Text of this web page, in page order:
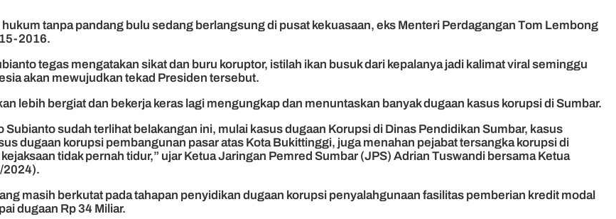
tanpa pandang bulu sedang berlangsung di pusat kekuasaan, eks Menteri Perdagangan Tom Lembong
2016.
tegas mengatakan sikat dan buru koruptor, istilah ikan busuk dari kepalanya jadi kalimat viral seminggu
akan mewujudkan tekad Presiden tersebut.
lebih bergiat dan bekerja keras lagi mengungkap dan menuntaskan banyak dugaan kasus korupsi di Sumbar.
sudah terlihat belakangan ini, mulai kasus dugaan Korupsi di Dinas Pendidikan Sumbar, kasus
dugaan korupsi pembangunan pasar atas Kota Bukittinggi, juga menahan pejabat tersangka korupsi di
tidak pernah tidur,” ujar Ketua Jaringan Pemred Sumbar (JPS) Adrian Tuswandi bersama Ketua
2024).
masih berkutat pada tahapan penyidikan dugaan korupsi penyalahgunaan fasilitas pemberian kredit modal
dugaan Rp 34 Miliar.